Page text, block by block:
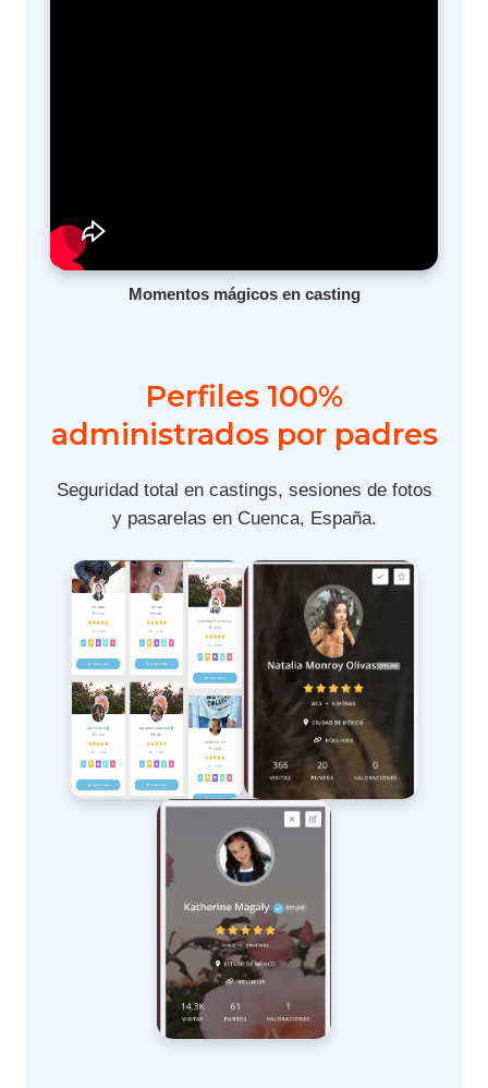
Momentos mágicos en casting
Perfiles 100%
administrados por padres
Seguridad total en castings, sesiones de fotos
y pasarelas en Cuenca, España.